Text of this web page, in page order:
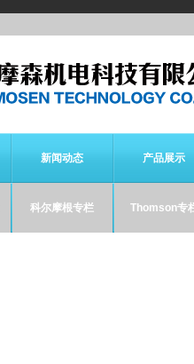
新闻动态 产品展示
科尔摩根专栏 Thomson专